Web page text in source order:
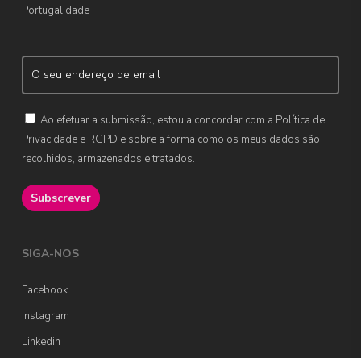
Portugalidade
Ao efetuar a submissão, estou a concordar com a Política de
Privacidade e RGPD e sobre a forma como os meus dados são
recolhidos, armazenados e tratados.
SIGA-NOS
Facebook
Instagram
Linkedin